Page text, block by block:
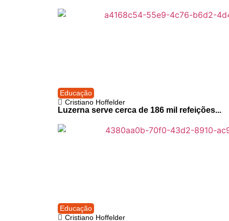
Educação
Cristiano Hoffelder
Luzerna serve cerca de 186 mil refeições...
Educação
Cristiano Hoffelder